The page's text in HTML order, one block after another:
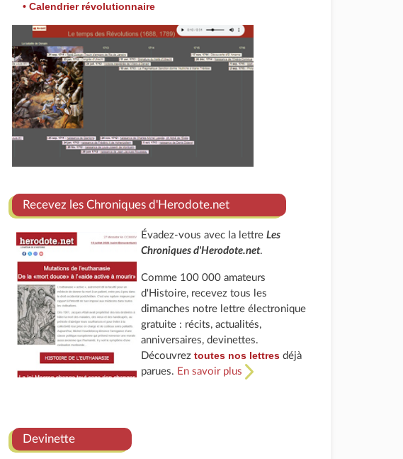
• Calendrier révolutionnaire
Recevez les Chroniques d'Herodote.net
Évadez-vous avec la lettreLes
Chroniques d'Herodote.net.
Comme 100 000 amateurs
d'Histoire, recevez tous les
dimanches notre lettre électronique
gratuite : récits, actualités,
anniversaires, devinettes.
Découvreztoutes nos lettres déjà
parues. En savoir plus
Devinette